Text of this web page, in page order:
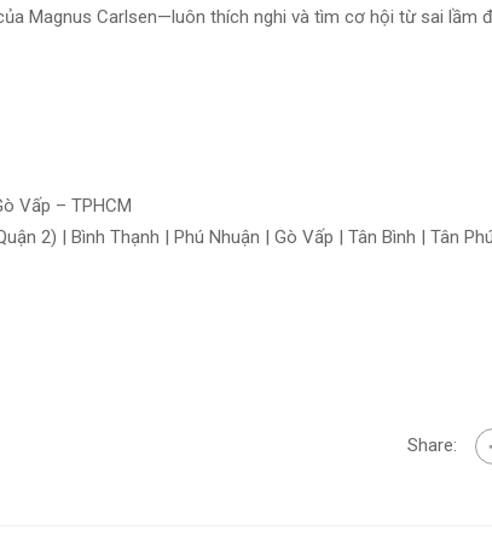
Magnus Carlsen—luôn thích nghi và tìm cơ hội từ sai lầm
Vấp – TPHCM
2) | Bình Thạnh | Phú Nhuận | Gò Vấp | Tân Bình | Tân
Share: